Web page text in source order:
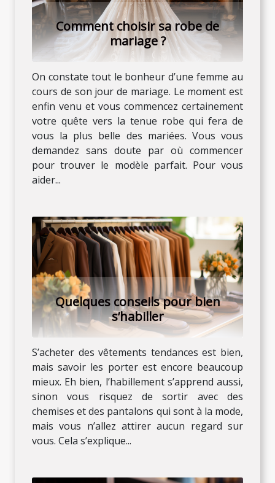
Comment choisir sa robe de
mariage ?
On constate tout le bonheur d’une femme au
cours de son jour de mariage. Le moment est
enfin venu et vous commencez certainement
votre quête vers la tenue robe qui fera de
vous la plus belle des mariées. Vous vous
demandez sans doute par où commencer
pour trouver le modèle parfait. Pour vous
aider...
Quelques conseils pour bien
s’habiller
S’acheter des vêtements tendances est bien,
mais savoir les porter est encore beaucoup
mieux. Eh bien, l’habillement s’apprend aussi,
sinon vous risquez de sortir avec des
chemises et des pantalons qui sont à la mode,
mais vous n’allez attirer aucun regard sur
vous. Cela s’explique...